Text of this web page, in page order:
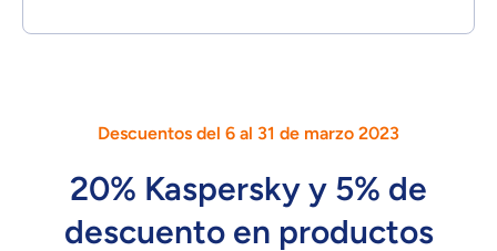
Descuentos del 6 al 31 de marzo 2023
20% Kaspersky y 5% de
descuento en productos